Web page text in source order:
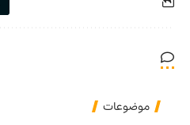
موضوعات